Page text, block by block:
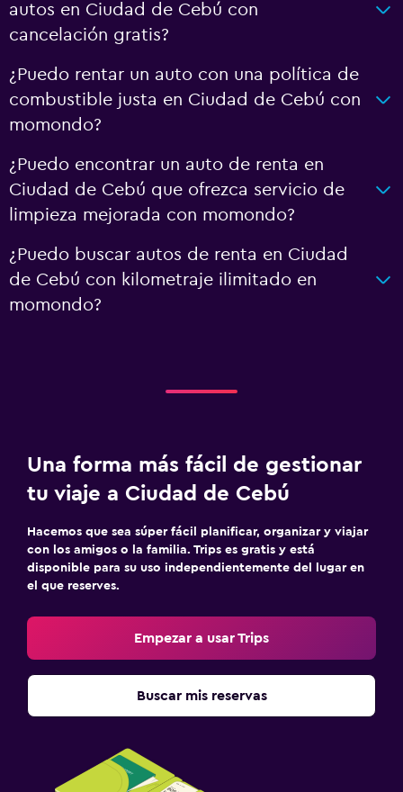
autos en Ciudad de Cebú con
cancelación gratis?
¿Puedo rentar un auto con una política de
combustible justa en Ciudad de Cebú con
momondo?
¿Puedo encontrar un auto de renta en
Ciudad de Cebú que ofrezca servicio de
limpieza mejorada con momondo?
¿Puedo buscar autos de renta en Ciudad
de Cebú con kilometraje ilimitado en
momondo?
Una forma más fácil de gestionar
tu viaje a Ciudad de Cebú
Hacemos que sea súper fácil planificar, organizar y viajar
con los amigos o la familia. Trips es gratis y está
disponible para su uso independientemente del lugar en
el que reserves.
Empezar a usar Trips
Buscar mis reservas